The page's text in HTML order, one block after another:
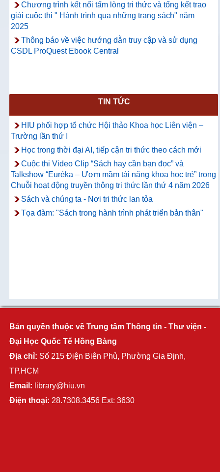
Chương trình kết nối tấm lòng tri thức và tổng kết trao
giải cuộc thi " Hành trình qua những trang sách" năm
2025
Thông báo về việc hướng dẫn truy cập và sử dụng
CSDL ProQuest Ebook Central
TIN TỨC
HIU phối hợp tổ chức Hội thảo Khoa học Liên viện –
Trường lần thứ I
Học trong thời đại AI, tiếp cận tri thức theo cách mới
Cuộc thi Video Clip “Sách hay cần bạn đọc” và
Talkshow “Euréka – Ươm mầm tài năng khoa học trẻ” trong
Chuỗi hoạt động truyền thông tri thức lần thứ 4 năm 2026
Sách và chúng ta - Nơi tri thức lan tỏa
Tọa đàm: "Sách trong hành trình phát triển bản thân"
Bản quyền thuộc về Trung tâm Thông tin - Thư viện -
Đại Học Quốc Tế Hồng Bàng
Địa chỉ: Số 215 Điện Biên Phủ, Phường Gia Định,
TP.HCM
Email: library@hiu.vn
Điện thoại: 28.7308.3456 Ext: 3630